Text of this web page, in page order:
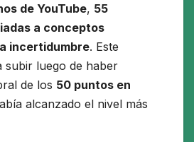
de YouTube, 55
a conceptos
incertidumbre. Este
subir luego de haber
de los 50 puntos en
alcanzado el nivel más